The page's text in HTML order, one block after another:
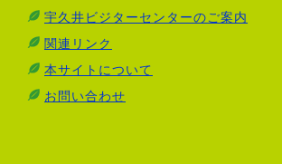
宇久井ビジターセンターのご案内
関連リンク
本サイトについて
お問い合わせ